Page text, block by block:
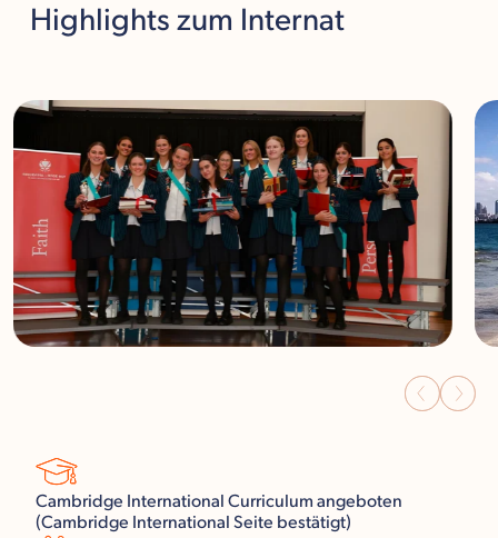
Highlights zum Internat
Cambridge International Curriculum angeboten
(Cambridge International Seite bestätigt)